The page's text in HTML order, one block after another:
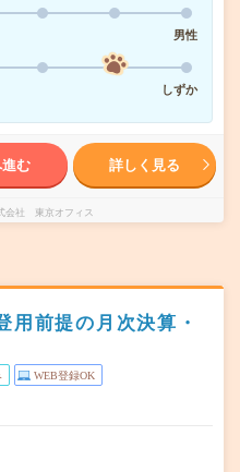
男性
しずか
む 詳しく見る
会社 東京オフィス
用前提の月次決算・
WEB登録OK